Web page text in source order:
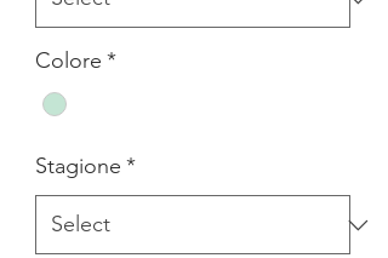
Colore *
Stagione *